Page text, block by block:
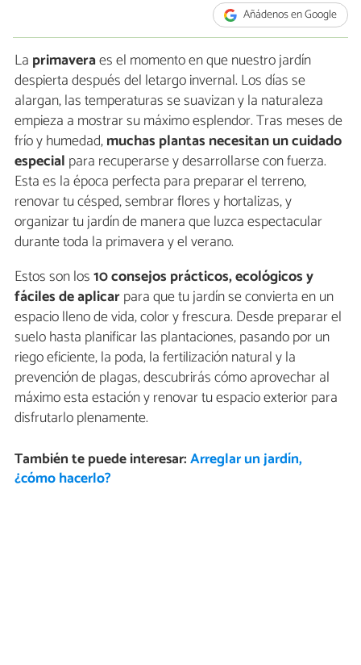
Añádenos en Google
La primaveraes el momento en que nuestro jardín
despierta después del letargo invernal. Los días se
alargan, las temperaturas se suavizan y la naturaleza
empieza a mostrar su máximo esplendor. Tras meses de
frío y humedad,muchas plantas necesitan un cuidado
especial para recuperarse y desarrollarse con fuerza.
Esta es la época perfecta para preparar el terreno,
renovar tu césped, sembrar flores y hortalizas, y
organizar tu jardín de manera que luzca espectacular
durante toda la primavera y el verano.
Estos son los10 consejos prácticos, ecológicos y
fáciles de aplicarpara que tu jardín se convierta en un
espacio lleno de vida, color y frescura. Desde preparar el
suelo hasta planificar las plantaciones, pasando por un
riego eficiente, la poda, la fertilización natural y la
prevención de plagas, descubrirás cómo aprovechar al
máximo esta estación y renovar tu espacio exterior para
disfrutarlo plenamente.
También te puede interesar:Arreglar un jardín,
¿cómo hacerlo?